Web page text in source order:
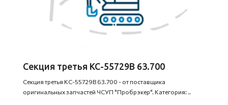
Секция третья КС-55729В 63.700
Секция третья КС-55729В 63.700 - от поставщика
оригинальных запчастей ЧСУП "Пробрэкер". Категория: ..